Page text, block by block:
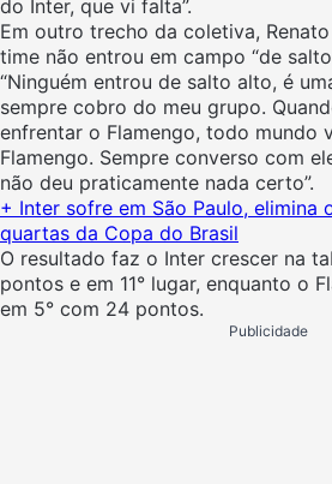
do Inter, que vi falta”.
Em outro trecho da coletiva,
time não entrou em campo “de
“Ninguém entrou de salto alto, é
sempre cobro do meu grupo.
enfrentar o Flamengo, todo mundo
Flamengo. Sempre converso com
não deu praticamente nada certo”.
+ Inter sofre em São Paulo, elimina
quartas da Copa do Brasil
O resultado faz o Inter crescer na
pontos e em 11° lugar, enquanto o
em 5° com 24 pontos.
Publicidade